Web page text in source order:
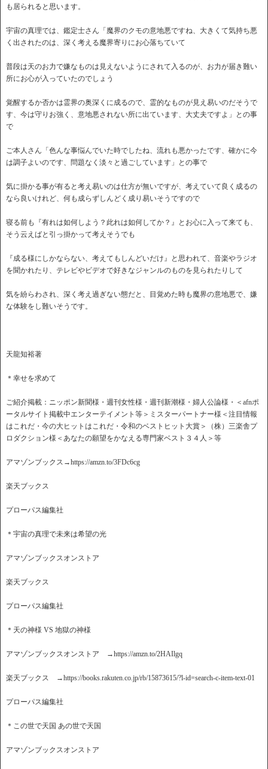
も居られると思います。
宇宙の真理では、鑑定士さん「魔界のクモの意地悪ですね、大きくて気持ち悪
く出されたのは、深く考える魔界寄りにお心落ちていて
普段は天のお力で嫌なものは見えないようにされて入るのが、お力が届き難い
所にお心が入っていたのでしょう
覚醒するか否かは霊界の奥深くに成るので、霊的なものが見え易いのだそうで
す、今は守りお強く、意地悪されない所に出ています、大丈夫ですよ」との事
で
ご本人さん「色んな事悩んでいた時でしたね、流れも悪かったです、確かに今
は調子よいのです、問題なく淡々と過ごしています」との事で
気に掛かる事が有ると考え易いのは仕方が無いですが、考えていて良く成るの
なら良いけれど、何も成らずしんどく成り易いそうですので
寝る前も『有れは如何しよう？此れは如何してか？』とお心に入って来ても、
そう云えばと引っ掛かって考えそうでも
『成る様にしかならない、考えてもしんどいだけ』と思われて、音楽やラジオ
を聞かれたり、テレビやビデオで好きなジャンルのものを見られたりして
気を紛らわされ、深く考え過ぎない態だと、目覚めた時も魔界の意地悪で、嫌
な体験をし難いそうです。
天龍知裕著
＊幸せを求めて
ご紹介掲載：ニッポン新聞様・週刊女性様・週刊新潮様・婦人公論様・＜afnポ
ータルサイト掲載中エンターテイメント等＞ミスターパートナー様＜注目情報
はこれだ・今の大ヒットはこれだ・令和のベストヒット大賞＞（株）三楽舎プ
ロダクション様＜あなたの願望をかなえる専門家ベスト３４人＞等
アマゾンブックス→https://amzn.to/3FDc6cg
楽天ブックス
プローパス編集社
＊宇宙の真理で未来は希望の光
アマゾンブックスオンストア
楽天ブックス
プローパス編集社
＊天の神様 VS 地獄の神様
アマゾンブックスオンストア →https://amzn.to/2HAIlgq
楽天ブックス →https://books.rakuten.co.jp/rb/15873615/?l-id=search-c-item-text-01
プローパス編集社
＊この世で天国 あの世で天国
アマゾンブックスオンストア